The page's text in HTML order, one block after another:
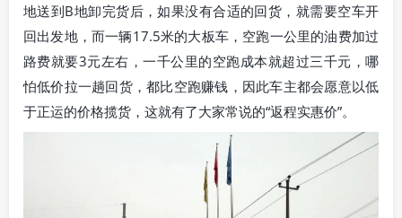
地送到B地卸完货后，如果没有合适的回货，就需要空车开
回出发地，而一辆17.5米的大板车，空跑一公里的油费加过
路费就要3元左右，一千公里的空跑成本就超过三千元，哪
怕低价拉一趟回货，都比空跑赚钱，因此车主都会愿意以低
于正运的价格揽货，这就有了大家常说的“返程实惠价”。